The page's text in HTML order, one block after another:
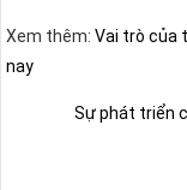
Xem thêm: Vai trò của
nay
Sự phát triển